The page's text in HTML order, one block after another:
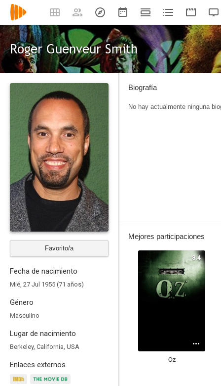
Roger Guenveur Smith
Favorito/a
Fecha de nacimiento
Mié, 27 Jul 1955 (71 años)
Género
Masculino
Lugar de nacimiento
Berkeley, California, USA
Enlaces externos
Biografía
No hay actualmente ninguna
Mejores participaciones
8.4
Oz